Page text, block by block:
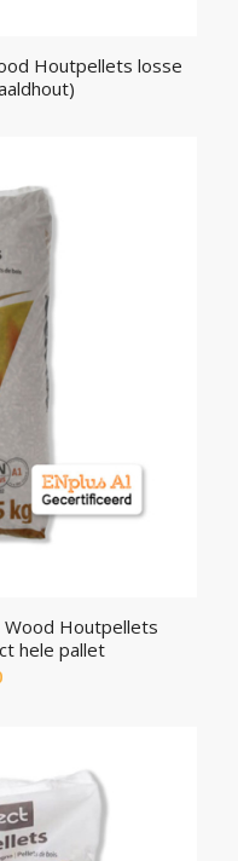
Houtpellets losse
Wood Houtpellets
hele pallet